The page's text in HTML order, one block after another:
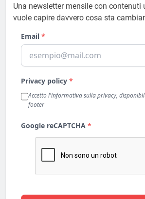
Una newsletter mensile con contenuti
vuole capire davvero cosa sta